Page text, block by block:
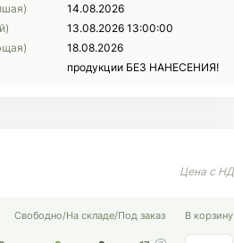
14.08.2026
13.08.2026 13:00:00
18.08.2026
продукции БЕЗ НАНЕСЕНИЯ!
Свободно/На складе/Под заказ В корзину